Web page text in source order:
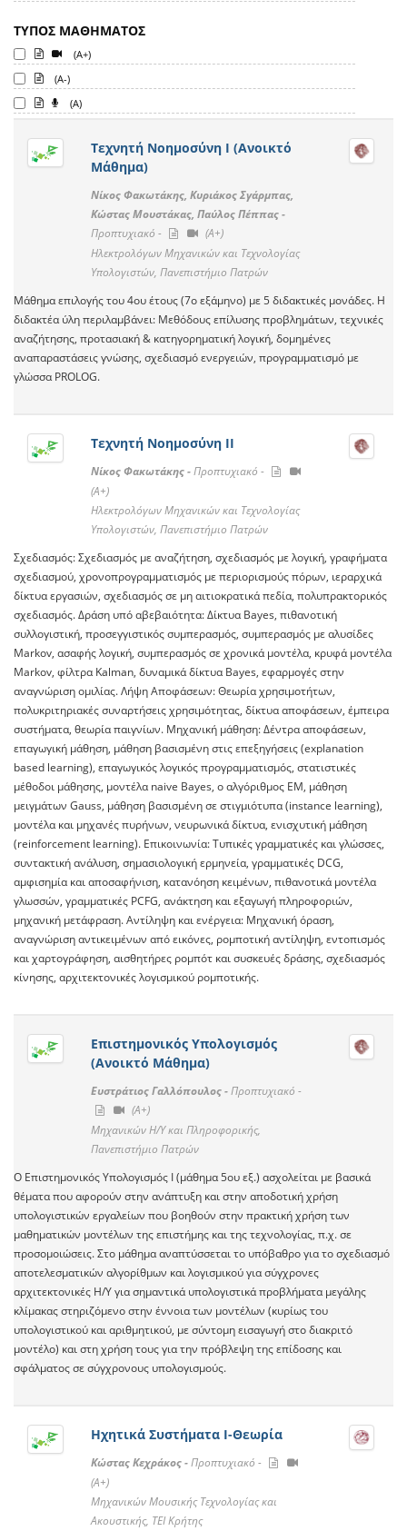
ΤΥΠΟΣ ΜΑΘΗΜΑΤΟΣ
(A+)
(A-)
(A)
Τεχνητή Νοημοσύνη Ι (Ανοικτό
Μάθημα)
Νίκος Φακωτάκης, Κυριάκος Σγάρμπας,
Κώστας Μουστάκας, Παύλος Πέππας -
Προπτυχιακό -
(A+)
Ηλεκτρολόγων Μηχανικών και Τεχνολογίας
Υπολογιστών, Πανεπιστήμιο Πατρών
Μάθημα επιλογής του 4ου έτους (7ο εξάμηνο) με 5 διδακτικές μονάδες. Η
διδακτέα ύλη περιλαμβάνει: Μεθόδους επίλυσης προβλημάτων, τεχνικές
αναζήτησης, προτασιακή & κατηγορηματική λογική, δομημένες
αναπαραστάσεις γνώσης, σχεδιασμό ενεργειών, προγραμματισμό με
γλώσσα PROLOG.
Τεχνητή Νοημοσύνη ΙΙ
Νίκος Φακωτάκης -Προπτυχιακό -
(A+)
Ηλεκτρολόγων Μηχανικών και Τεχνολογίας
Υπολογιστών, Πανεπιστήμιο Πατρών
Σχεδιασμός: Σχεδιασμός με αναζήτηση, σχεδιασμός με λογική, γραφήματα
σχεδιασμού, χρονοπρογραμματισμός με περιορισμούς πόρων, ιεραρχικά
δίκτυα εργασιών, σχεδιασμός σε μη αιτιοκρατικά πεδία, πολυπρακτορικός
σχεδιασμός. Δράση υπό αβεβαιότητα: Δίκτυα Bayes, πιθανοτική
συλλογιστική, προσεγγιστικός συμπερασμός, συμπερασμός με αλυσίδες
Markov, ασαφής λογική, συμπερασμός σε χρονικά μοντέλα, κρυφά μοντέλα
Markov, φίλτρα Kalman, δυναμικά δίκτυα Bayes, εφαρμογές στην
αναγνώριση ομιλίας. Λήψη Αποφάσεων: Θεωρία χρησιμοτήτων,
πολυκριτηριακές συναρτήσεις χρησιμότητας, δίκτυα αποφάσεων, έμπειρα
συστήματα, θεωρία παιγνίων. Μηχανική μάθηση: Δέντρα αποφάσεων,
επαγωγική μάθηση, μάθηση βασισμένη στις επεξηγήσεις (explanation
based learning), επαγωγικός λογικός προγραμματισμός, στατιστικές
μέθοδοι μάθησης, μοντέλα naive Bayes, ο αλγόριθμος EM, μάθηση
μειγμάτων Gauss, μάθηση βασισμένη σε στιγμιότυπα (instance learning),
μοντέλα και μηχανές πυρήνων, νευρωνικά δίκτυα, ενισχυτική μάθηση
(reinforcement learning). Επικοινωνία: Τυπικές γραμματικές και γλώσσες,
συντακτική ανάλυση, σημασιολογική ερμηνεία, γραμματικές DCG,
αμφισημία και αποσαφήνιση, κατανόηση κειμένων, πιθανοτικά μοντέλα
γλωσσών, γραμματικές PCFG, ανάκτηση και εξαγωγή πληροφοριών,
μηχανική μετάφραση. Αντίληψη και ενέργεια: Μηχανική όραση,
αναγνώριση αντικειμένων από εικόνες, ρομποτική αντίληψη, εντοπισμός
και χαρτογράφηση, αισθητήρες ρομπότ και συσκευές δράσης, σχεδιασμός
κίνησης, αρχιτεκτονικές λογισμικού ρομποτικής.
Επιστημονικός Υπολογισμός
(Ανοικτό Μάθημα)
Ευστράτιος Γαλλόπουλος -Προπτυχιακό -
(A+)
Μηχανικών Η/Υ και Πληροφορικής,
Πανεπιστήμιο Πατρών
Ο Επιστημονικός Υπολογισμός Ι (μάθημα 5ου εξ.) ασχολείται με βασικά
θέματα που αφορούν στην ανάπτυξη και στην αποδοτική χρήση
υπολογιστικών εργαλείων που βοηθούν στην πρακτική χρήση των
μαθηματικών μοντέλων της επιστήμης και της τεχνολογίας, π.χ. σε
προσομοιώσεις. Στο μάθημα αναπτύσσεται το υπόβαθρο για το σχεδιασμό
αποτελεσματικών αλγορίθμων και λογισμικού για σύγχρονες
αρχιτεκτονικές Η/Υ για σημαντικά υπολογιστικά προβλήματα μεγάλης
κλίμακας στηριζόμενο στην έννοια των μοντέλων (κυρίως του
υπολογιστικού και αριθμητικού, με σύντομη εισαγωγή στο διακριτό
μοντέλο) και στη χρήση τους για την πρόβλεψη της επίδοσης και
σφάλματος σε σύγχρονους υπολογισμούς.
Ηχητικά Συστήματα Ι-Θεωρία
Κώστας Κεχράκος -Προπτυχιακό -
(A+)
Μηχανικών Μουσικής Τεχνολογίας και
Ακουστικής, ΤΕΙ Κρήτης